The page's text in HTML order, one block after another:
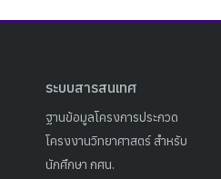
ระบบสารสนเทศ
ฐานข้อมูลโครงการประกวด
โครงงานวิทยาศาสตร์ สำหรับ
นักศึกษา กศน.